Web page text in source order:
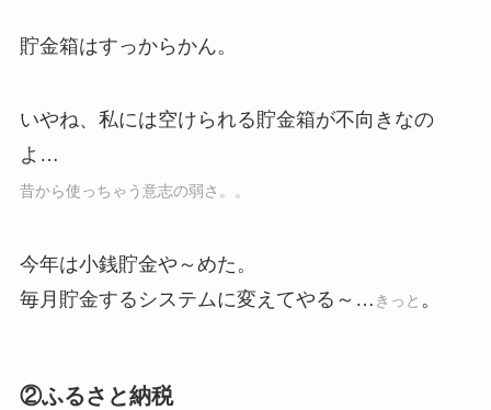
貯金箱はすっからかん。
いやね、私には空けられる貯金箱が不向きなの
よ…
昔から使っちゃう意志の弱さ。。
今年は小銭貯金や～めた。
毎月貯金するシステムに変えてやる～… きっと 。
②ふるさと納税